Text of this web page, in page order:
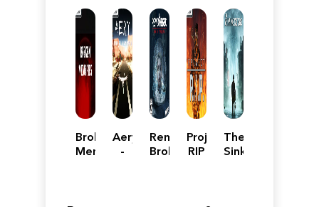
Broken
Memories
Aery
-
Remothered:
Broken
Project
RIP
The
Sinking